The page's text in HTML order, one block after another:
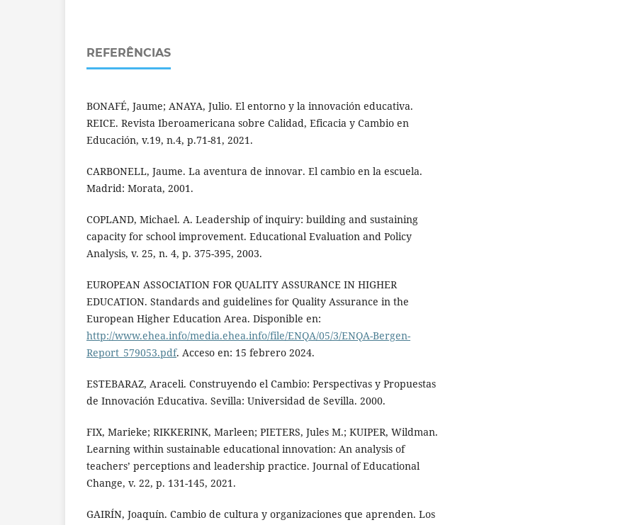
REFERÊNCIAS
BONAFÉ, Jaume; ANAYA, Julio. El entorno y la innovación educativa.
REICE. Revista Iberoamericana sobre Calidad, Eficacia y Cambio en
Educación, v.19, n.4, p.71-81, 2021.
CARBONELL, Jaume. La aventura de innovar. El cambio en la escuela.
Madrid: Morata, 2001.
COPLAND, Michael. A. Leadership of inquiry: building and sustaining
capacity for school improvement. Educational Evaluation and Policy
Analysis, v. 25, n. 4, p. 375-395, 2003.
EUROPEAN ASSOCIATION FOR QUALITY ASSURANCE IN HIGHER
EDUCATION. Standards and guidelines for Quality Assurance in the
European Higher Education Area. Disponible en:
http://www.ehea.info/media.ehea.info/file/ENQA/05/3/ENQA-Bergen-
Report_579053.pdf. Acceso en: 15 febrero 2024.
ESTEBARAZ, Araceli. Construyendo el Cambio: Perspectivas y Propuestas
de Innovación Educativa. Sevilla: Universidad de Sevilla. 2000.
FIX, Marieke; RIKKERINK, Marleen; PIETERS, Jules M.; KUIPER, Wildman.
Learning within sustainable educational innovation: An analysis of
teachers’ perceptions and leadership practice. Journal of Educational
Change, v. 22, p. 131-145, 2021.
GAIRÍN, Joaquín. Cambio de cultura y organizaciones que aprenden. Los